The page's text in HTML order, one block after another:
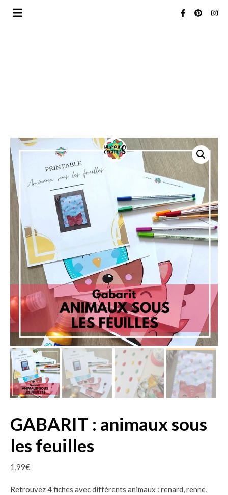
GABARIT : animaux sous
les feuilles
1,99€
Retrouvez 4 fiches avec différents animaux : renard, renne,